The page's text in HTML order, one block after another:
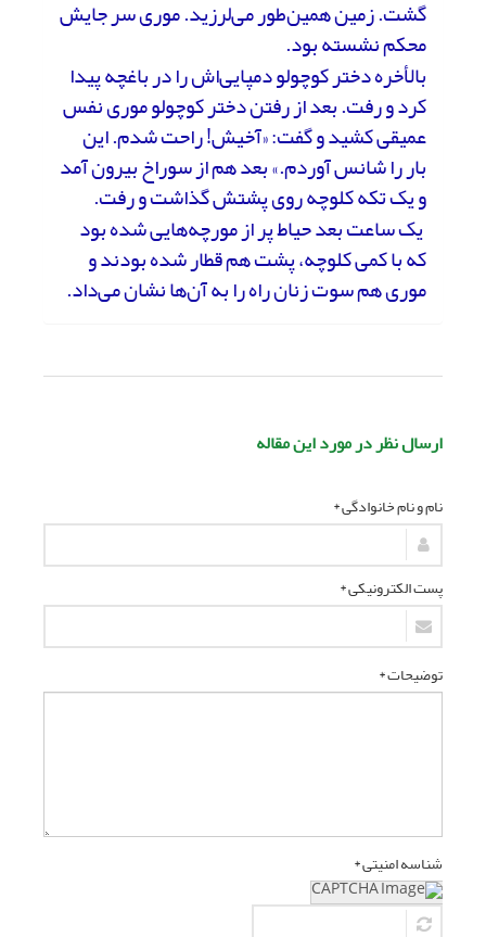
گشت. زمین همین‌طور می‌لرزید. موری سر جایش
محکم نشسته بود.
بالأخره دختر کوچولو دمپایی‌اش را در باغچه پیدا
کرد و رفت. بعد از رفتن دختر کوچولو موری نفس
عمیقی کشید و گفت: «آخیش! راحت شدم‌. این
بار را شانس آوردم.» بعد هم از سوراخ بیرون آمد
و یک تکه کلوچه روی پشتش گذاشت و رفت.
یک ساعت بعد حیاط پر از مورچه‌هایی شده بود
که با کمی کلوچه، پشت هم قطار شده بودند و
موری هم سوت زنان راه را به آن‌ها نشان می‌داد.
ارسال نظر در مورد این مقاله
نام و نام خانوادگی *
پست الکترونیکی *
توضیحات *
شناسه امنیتی *